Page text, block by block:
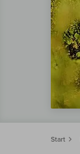
Start